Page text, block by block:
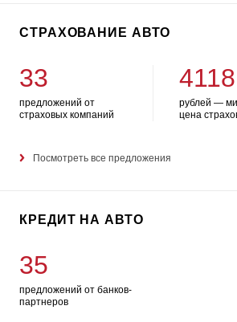
СТРАХОВАНИЕ АВТО
33
предложений от
страховых компаний
4118
рублей —
цена
Посмотреть все предложения
КРЕДИТ НА АВТО
35
предложений от банков-
партнеров